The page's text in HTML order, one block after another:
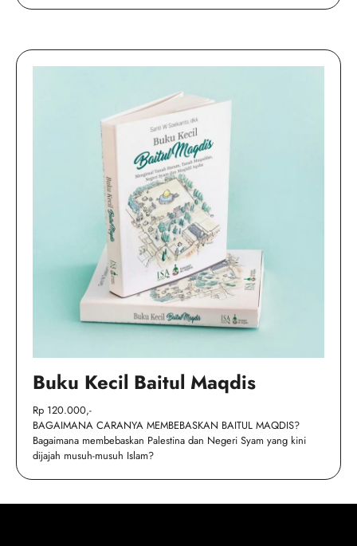
Buku Kecil Baitul Maqdis
Rp 120.000,-
BAGAIMANA CARANYA MEMBEBASKAN BAITUL MAQDIS?
Bagaimana membebaskan Palestina dan Negeri Syam yang kini
dijajah musuh-musuh Islam?